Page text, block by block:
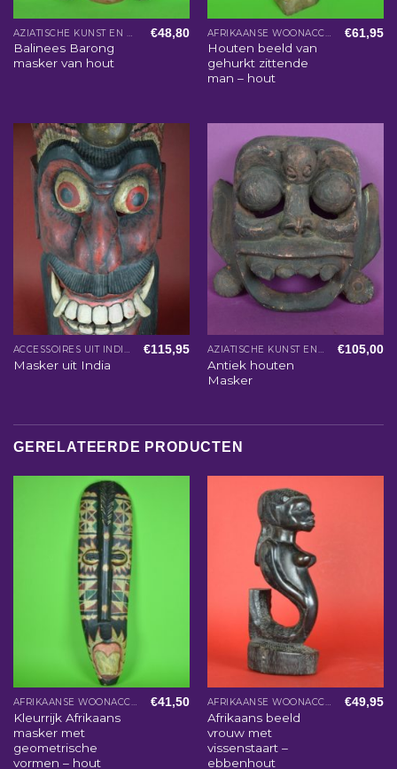
Balinees Barong
masker van hout
€48,80
Houten beeld van
gehurkt zittende
man – hout
€61,95
ACCESSOIRES UIT INDIA
Masker uit India
€115,95 AZIATISCHE KUNST EN WOONACCESSOIRES
Antiek houten
Masker
€105,00
GERELATEERDE PRODUCTEN
AFRIKAANSE WOONACCESSOIRES
Kleurrijk Afrikaans
masker met
geometrische
vormen – hout
€41,50 AFRIKAANSE WOONACCESSOIRES
Afrikaans beeld
vrouw met
vissenstaart –
ebbenhout
€49,95